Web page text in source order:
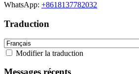
WhatsApp: +8618137782032
Traduction
Modifier la traduction